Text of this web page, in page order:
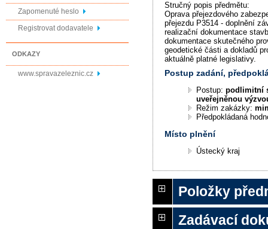
Zapomenuté heslo
Registrovat dodavatele
ODKAZY
www.spravazeleznic.cz
Stručný popis předmětu:
Oprava přejezdového
přejezdu P3514 - doplnění
realizační dokumentace
dokumentace skutečného
geodetické části a dokladů
aktuálně platné legislativy.
Postup zadání,
Postup:podlimitní
uveřejněnou
Režim zakázky:
Předpokládaná
Místo plnění
Ústecký kraj
Položky
Zadávací